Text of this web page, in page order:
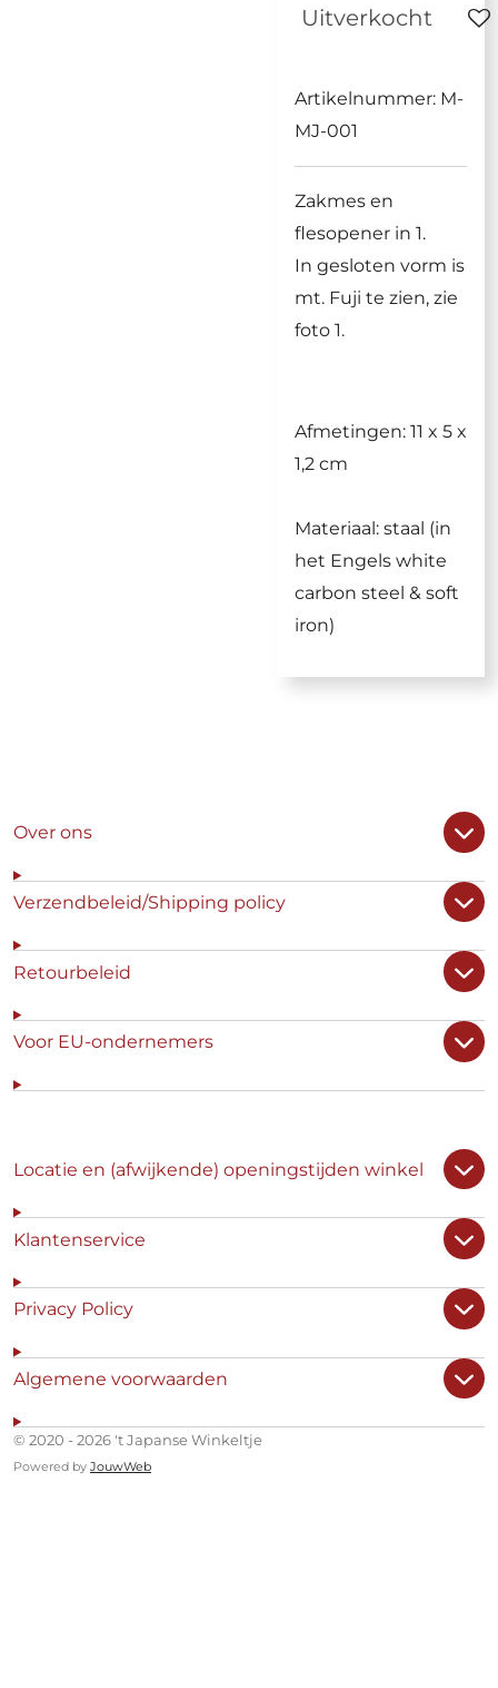
Uitverkocht
Artikelnummer: M-
MJ-001
Zakmes en
flesopener in 1.
In gesloten vorm is
mt. Fuji te zien, zie
foto 1.
Afmetingen: 11 x 5 x
1,2 cm
Materiaal: staal (in
het Engels white
carbon steel & soft
iron)
Over ons
Verzendbeleid/Shipping policy
Retourbeleid
Voor EU-ondernemers
Locatie en (afwijkende) openingstijden winkel
Klantenservice
Privacy Policy
Algemene voorwaarden
© 2020 - 2026 't Japanse Winkeltje
Powered by JouwWeb